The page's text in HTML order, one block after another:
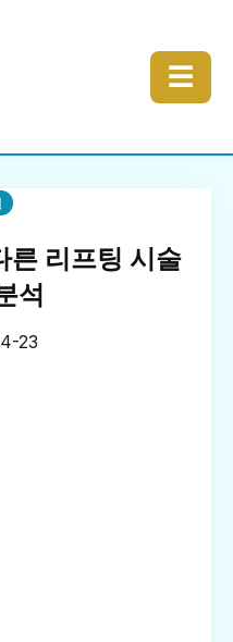
☰
른 리프팅 시술
석
23